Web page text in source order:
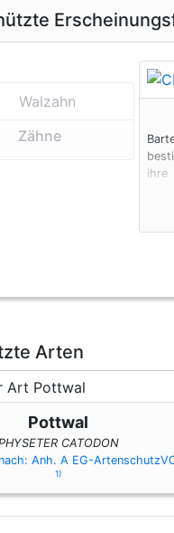
Vorherige
Zähne
ihre
Arten
Pottwal
CATODON
Anh. A EG-
1)